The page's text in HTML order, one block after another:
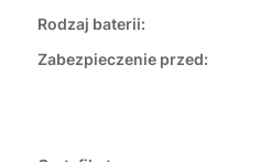
Rodzaj baterii:
Zabezpieczenie przed: